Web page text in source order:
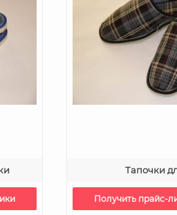
Тапочки
Получить прайс-